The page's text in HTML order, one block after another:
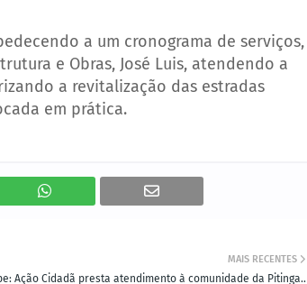
a um cronograma de serviços,
e Obras, José Luis, atendendo a
a revitalização das estradas
em prática.
MAIS RECENTES
Ação Cidadã presta atendimento à comunidade da Pitinga..